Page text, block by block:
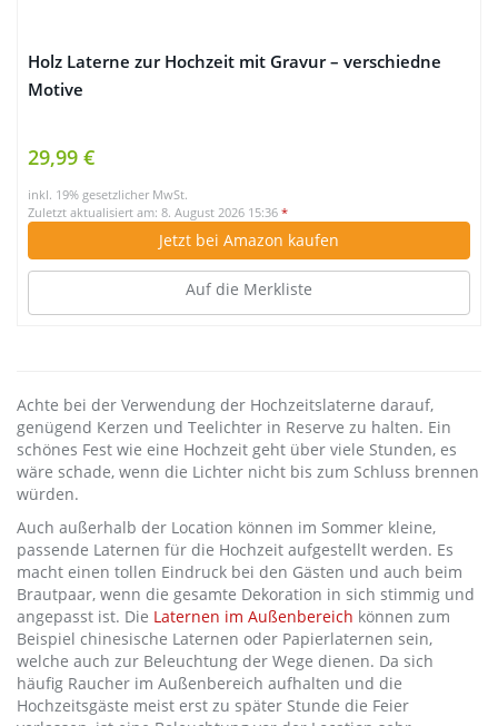
Holz Laterne zur Hochzeit mit Gravur – verschiedne
Motive
29,99 €
inkl. 19% gesetzlicher MwSt.
Zuletzt aktualisiert am: 8. August 2026 15:36 *
Jetzt bei Amazon kaufen
Auf die Merkliste
Achte bei der Verwendung der Hochzeitslaterne darauf,
genügend Kerzen und Teelichter in Reserve zu halten. Ein
schönes Fest wie eine Hochzeit geht über viele Stunden, es
wäre schade, wenn die Lichter nicht bis zum Schluss brennen
würden.
Auch außerhalb der Location können im Sommer kleine,
passende Laternen für die Hochzeit aufgestellt werden. Es
macht einen tollen Eindruck bei den Gästen und auch beim
Brautpaar, wenn die gesamte Dekoration in sich stimmig und
angepasst ist. Die Laternen im Außenbereich können zum
Beispiel chinesische Laternen oder Papierlaternen sein,
welche auch zur Beleuchtung der Wege dienen. Da sich
häufig Raucher im Außenbereich aufhalten und die
Hochzeitsgäste meist erst zu später Stunde die Feier